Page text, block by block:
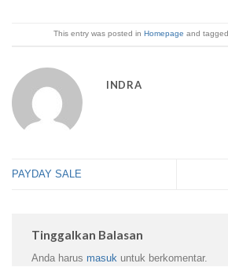
This entry was posted in Homepage and tagged
INDRA
PAYDAY SALE
Tinggalkan Balasan
Anda harus masuk untuk berkomentar.